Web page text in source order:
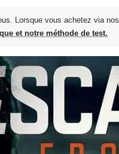
Lorsque vous achetez via
et notre méthode de test.